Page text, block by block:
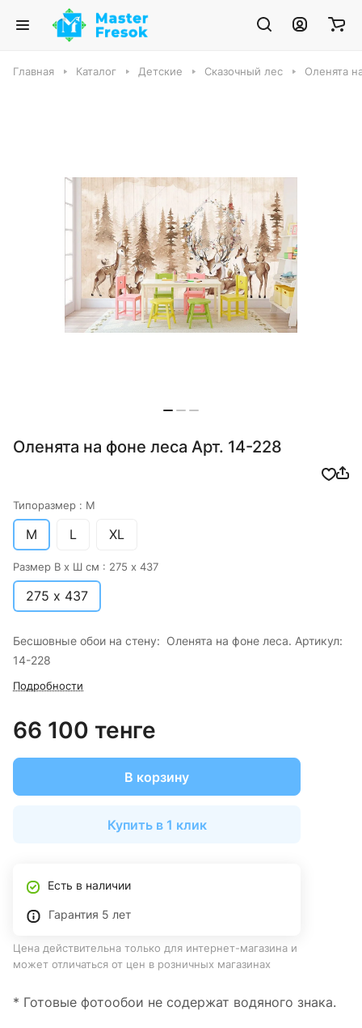
Главная Каталог Детские Сказочный лес Оленята
Оленята на фоне леса Арт. 14-228
Типоразмер : M
M L XL
Размер В х Ш см : 275 х 437
275 х 437
Бесшовные обои на стену: Оленята на фоне леса. Артикул:
14-228
Подробности
66 100 тенге
В корзину
Купить в 1 клик
Есть в наличии
Гарантия 5 лет
Цена действительна только для интернет-магазина и
может отличаться от цен в розничных магазинах
* Готовые фотообои не содержат водяного знака.